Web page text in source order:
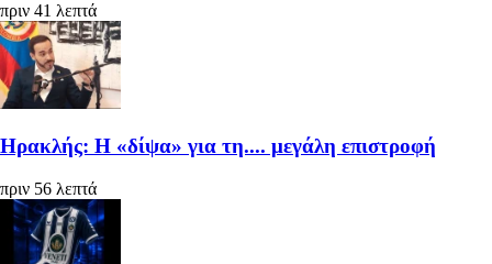
πριν 41 λεπτά
Ηρακλής: Η «δίψα» για τη.... μεγάλη επιστροφή
πριν 56 λεπτά